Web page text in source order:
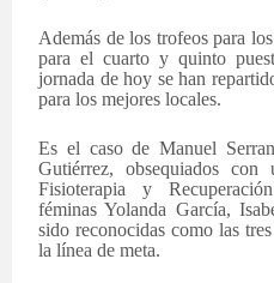
Además de los trofeos para
para el cuarto y quinto
jornada de hoy se han
para los mejores locales.
Es el caso de Manuel
Gutiérrez, obsequiados
Fisioterapia y
féminas Yolanda García,
sido reconocidas como las
la línea de meta.